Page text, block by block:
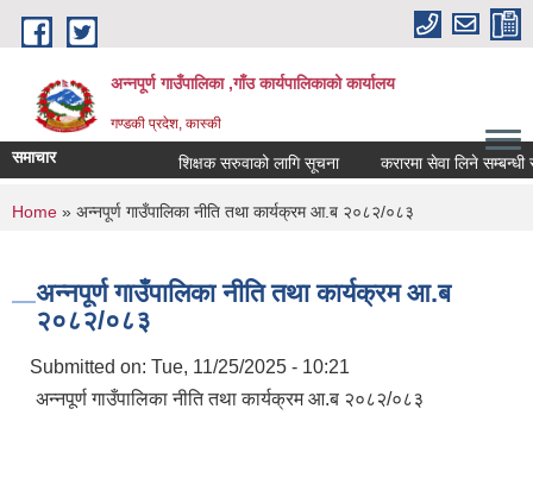
Skip to main content
अन्नपूर्ण गाउँपालिका ,गाँउ कार्यपालिकाको कार्यालय
गण्डकी प्रदेश, कास्की
समाचार शिक्षक सरुवाको लागि सूचना करारमा सेवा लिने सम्बन्धी
You are here
Home » अन्नपूर्ण गाउँपालिका नीति तथा कार्यक्रम आ.ब २०८२/०८३
अन्नपूर्ण गाउँपालिका नीति तथा कार्यक्रम आ.ब
२०८२/०८३
Submitted on: Tue, 11/25/2025 - 10:21
अन्नपूर्ण गाउँपालिका नीति तथा कार्यक्रम आ.ब २०८२/०८३